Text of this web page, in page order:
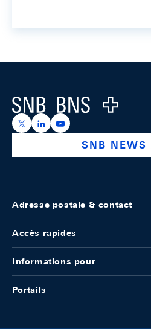
Logo
https://x.com/snb_bns
https://https://
SNB NEWS
Adresse postale & contact
Accès rapides
Informations pour
Portails